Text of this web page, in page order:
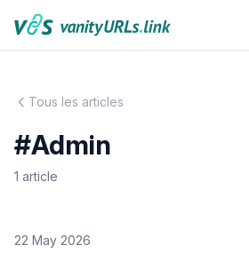
Aller au contenu
Tous les articles
#Admin
1 article
22 May 2026